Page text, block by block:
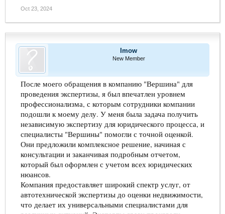
Oct 23, 2024
Imow
New Member
После моего обращения в компанию "Вершина" для
проведения экспертизы, я был впечатлен уровнем
профессионализма, с которым сотрудники компании
подошли к моему делу. У меня была задача получить
независимую экспертизу для юридического процесса, и
специалисты "Вершины" помогли с точной оценкой.
Они предложили комплексное решение, начиная с
консультации и заканчивая подробным отчетом,
который был оформлен с учетом всех юридических
нюансов.
Компания предоставляет широкий спектр услуг, от
автотехнической экспертизы до оценки недвижимости,
что делает их универсальными специалистами для